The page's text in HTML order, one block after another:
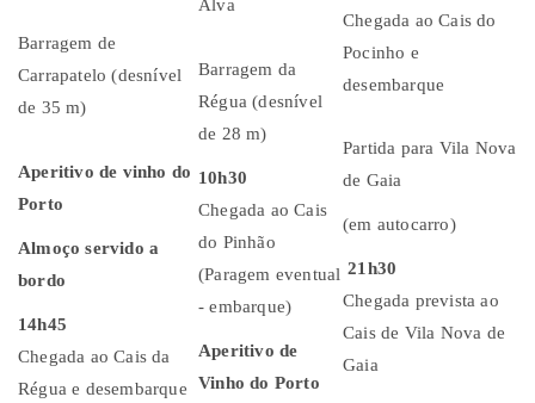
Barragem de
Carrapatelo (desnível
de 35 m)
Aperitivo de vinho do
Porto
Almoço servido a
bordo
14h45
Chegada ao Cais da
Régua e desembarque
Alva
Barragem da
Régua (desnível
de 28 m)
10h30
Chegada ao Cais
do Pinhão
(Paragem eventual
- embarque)
Aperitivo de
Vinho do Porto
Chegada ao Cais do
Pocinho e
desembarque
Partida para Vila Nova
de Gaia
(em autocarro)
21h30
Chegada prevista ao
Cais de Vila Nova de
Gaia